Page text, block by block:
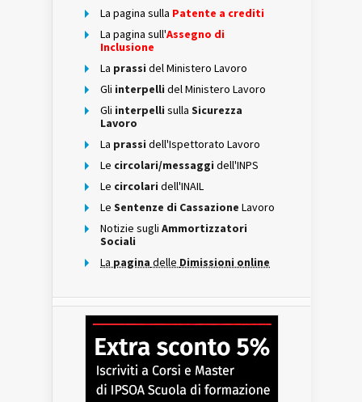
La pagina sulla Patente a crediti
La pagina sull'Assegno di
Inclusione
La prassi del Ministero Lavoro
Gli interpelli del Ministero Lavoro
Gli interpelli sulla Sicurezza
Lavoro
La prassi dell'Ispettorato Lavoro
Le circolari/messaggi dell'INPS
Le circolari dell'INAIL
Le Sentenze di Cassazione Lavoro
Notizie sugli Ammortizzatori
Sociali
La pagina delle Dimissioni online